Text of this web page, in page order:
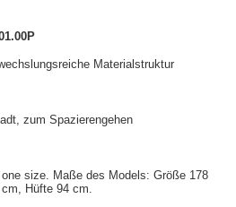
Materialstruktur
zum Spazierengehen
size. Maße des Models: Größe 178
Hüfte 94 cm.